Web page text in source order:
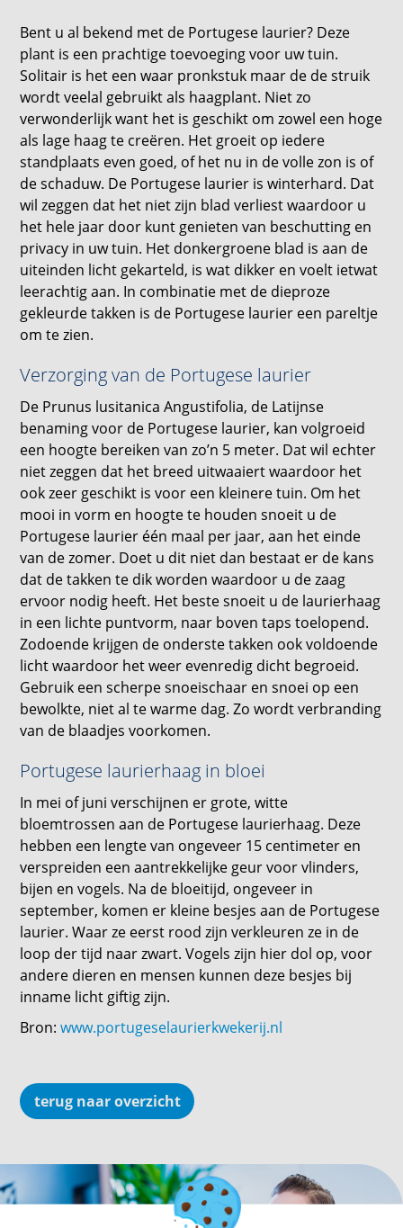
Bent u al bekend met de Portugese laurier? Deze
plant is een prachtige toevoeging voor uw tuin.
Solitair is het een waar pronkstuk maar de de struik
wordt veelal gebruikt als haagplant. Niet zo
verwonderlijk want het is geschikt om zowel een hoge
als lage haag te creëren. Het groeit op iedere
standplaats even goed, of het nu in de volle zon is of
de schaduw. De Portugese laurier is winterhard. Dat
wil zeggen dat het niet zijn blad verliest waardoor u
het hele jaar door kunt genieten van beschutting en
privacy in uw tuin. Het donkergroene blad is aan de
uiteinden licht gekarteld, is wat dikker en voelt ietwat
leerachtig aan. In combinatie met de dieproze
gekleurde takken is de Portugese laurier een pareltje
om te zien.
Verzorging van de Portugese laurier
De Prunus lusitanica Angustifolia, de Latijnse
benaming voor de Portugese laurier, kan volgroeid
een hoogte bereiken van zo’n 5 meter. Dat wil echter
niet zeggen dat het breed uitwaaiert waardoor het
ook zeer geschikt is voor een kleinere tuin. Om het
mooi in vorm en hoogte te houden snoeit u de
Portugese laurier één maal per jaar, aan het einde
van de zomer. Doet u dit niet dan bestaat er de kans
dat de takken te dik worden waardoor u de zaag
ervoor nodig heeft. Het beste snoeit u de laurierhaag
in een lichte puntvorm, naar boven taps toelopend.
Zodoende krijgen de onderste takken ook voldoende
licht waardoor het weer evenredig dicht begroeid.
Gebruik een scherpe snoeischaar en snoei op een
bewolkte, niet al te warme dag. Zo wordt verbranding
van de blaadjes voorkomen.
Portugese laurierhaag in bloei
In mei of juni verschijnen er grote, witte
bloemtrossen aan de Portugese laurierhaag. Deze
hebben een lengte van ongeveer 15 centimeter en
verspreiden een aantrekkelijke geur voor vlinders,
bijen en vogels. Na de bloeitijd, ongeveer in
september, komen er kleine besjes aan de Portugese
laurier. Waar ze eerst rood zijn verkleuren ze in de
loop der tijd naar zwart. Vogels zijn hier dol op, voor
andere dieren en mensen kunnen deze besjes bij
inname licht giftig zijn.
Bron:www.portugeselaurierkwekerij.nl
terug naar overzicht